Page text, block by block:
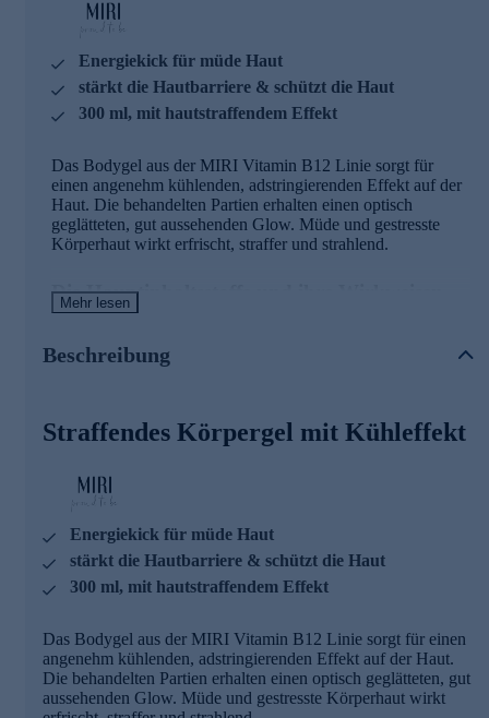
Energiekick für müde Haut
stärkt die Hautbarriere & schützt die Haut
300 ml, mit hautstraffendem Effekt
Das Bodygel aus der MIRI Vitamin B12 Linie sorgt für
einen angenehm kühlenden, adstringierenden Effekt auf der
Haut. Die behandelten Partien erhalten einen optisch
geglätteten, gut aussehenden Glow. Müde und gestresste
Körperhaut wirkt erfrischt, straffer und strahlend.
Die Hauptinhaltsstoffe und ihre Wirkweisen
Verleiht einen angenehmen und langanhaltenden
GLYCERIN
Wirkt feuchtigkeitsspendend
Ist ein Polysaccharid und natürlicher Bestandteil u. a. der
Ihre effektivere feuchtigkeitsbindende Wirkung ergibt
mehreren Stunden abgibt und auf diese Weise über einen
langen Zeitraum wirkt
Sorgt für einen optisch hautstraffenden und glättenden
Effekt
Mehr lesen
Beschreibung
Straffendes Körpergel mit Kühleffekt
Energiekick für müde Haut
stärkt die Hautbarriere & schützt die Haut
300 ml, mit hautstraffendem Effekt
Das Bodygel aus der MIRI Vitamin B12 Linie sorgt für einen
angenehm kühlenden, adstringierenden Effekt auf der Haut.
Die behandelten Partien erhalten einen optisch geglätteten, gut
aussehenden Glow. Müde und gestresste Körperhaut wirkt